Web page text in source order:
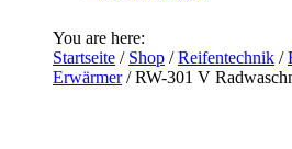
You are here:
Startseite / Shop /Reifentechnik /
Erwärmer/RW-301 V